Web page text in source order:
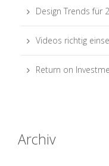
Design Trends für
Videos richtig
Return on
Archiv